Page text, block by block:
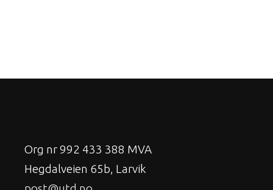
Org nr 992 433 388 MVA
Hegdalveien 65b, Larvik